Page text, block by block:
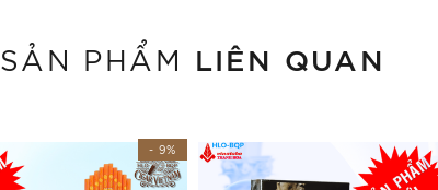
SẢN PHẨM LIÊN QUAN
- 9%